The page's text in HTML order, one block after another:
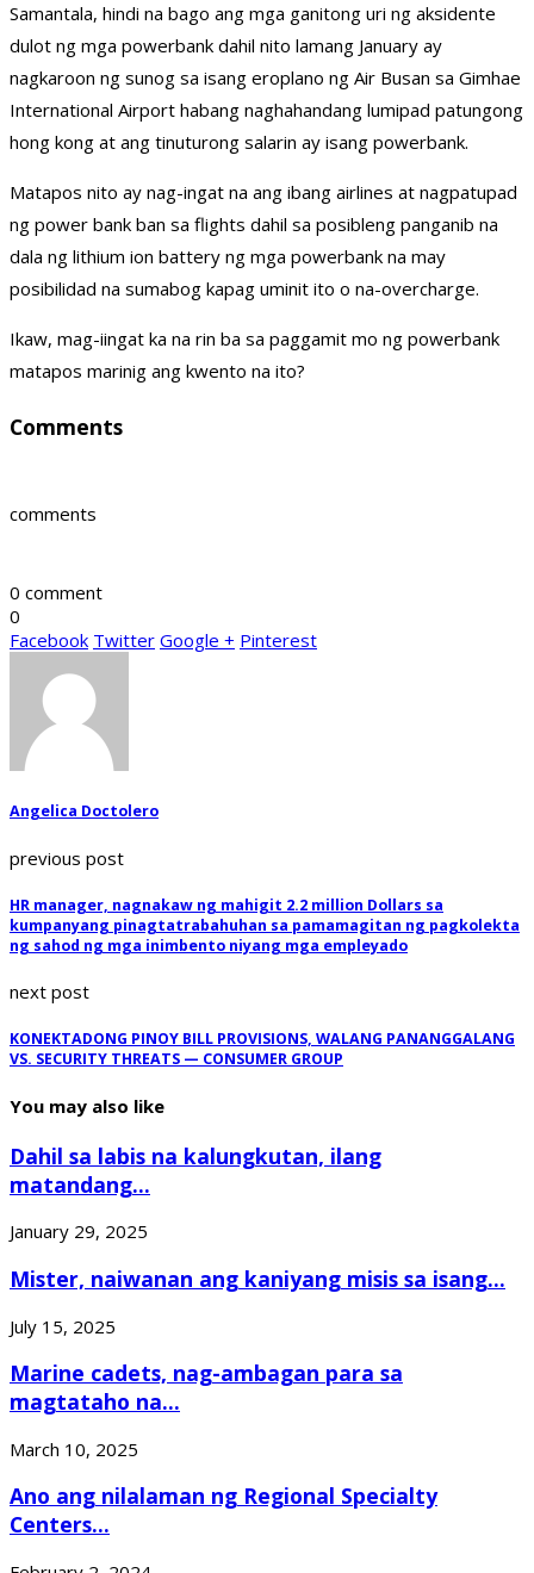
Samantala, hindi na bago ang mga ganitong uri ng aksidente
dulot ng mga powerbank dahil nito lamang January ay
nagkaroon ng sunog sa isang eroplano ng Air Busan sa Gimhae
International Airport habang naghahandang lumipad patungong
hong kong at ang tinuturong salarin ay isang powerbank.
Matapos nito ay nag-ingat na ang ibang airlines at nagpatupad
ng power bank ban sa flights dahil sa posibleng panganib na
dala ng lithium ion battery ng mga powerbank na may
posibilidad na sumabog kapag uminit ito o na-overcharge.
Ikaw, mag-iingat ka na rin ba sa paggamit mo ng powerbank
matapos marinig ang kwento na ito?
Comments
comments
0 comment
0
Facebook Twitter Google + Pinterest
Angelica Doctolero
previous post
HR manager, nagnakaw ng mahigit 2.2 million Dollars sa
kumpanyang pinagtatrabahuhan sa pamamagitan ng pagkolekta
ng sahod ng mga inimbento niyang mga empleyado
next post
KONEKTADONG PINOY BILL PROVISIONS, WALANG PANANGGALANG
VS. SECURITY THREATS — CONSUMER GROUP
You may also like
Dahil sa labis na kalungkutan, ilang
matandang...
January 29, 2025
Mister, naiwanan ang kaniyang misis sa isang...
July 15, 2025
Marine cadets, nag-ambagan para sa
magtataho na...
March 10, 2025
Ano ang nilalaman ng Regional Specialty
Centers...